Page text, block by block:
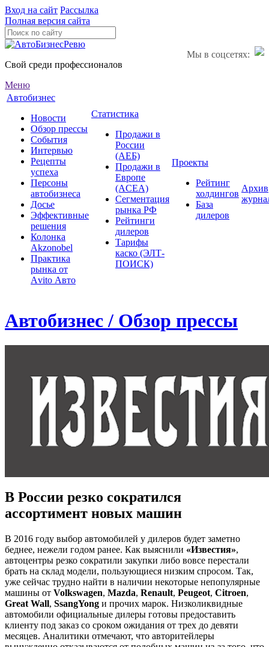
Вход на сайт Рассылка
Полная версия сайта
Мы в соцсетях:
Свой среди профессионалов
Меню
Автобизнес
Новости
Обзор прессы
События
Интервью
Рецепты
успеха
Персоны
автобизнеса
Досье
Эффективные
решения
Колонка
Akzonobel
Практика
рынка от
Аvito Авто
Статистика
Продажи в
России
(АЕБ)
Продажи в
Европе
(ACEA)
Сегментация
рынка РФ
Рейтинги
дилеров
Тарифы
каско (ЭЛТ-
ПОИСК)
Проекты
Рейтинг
холдингов
База
дилеров
Архив
Автобизнес / Обзор прессы
В России резко сократился
ассортимент новых машин
В 2016 году выбор автомобилей у дилеров будет заметно
беднее, нежели годом ранее. Как выяснили «Известия»,
автоцентры резко сократили закупки либо вовсе перестали
брать на склад модели, пользующиеся низким спросом. Так,
уже сейчас трудно найти в наличии некоторые непопулярные
машины от Volkswagen, Mazda, Renault, Peugeot, Citroen,
Great Wall, SsangYong и прочих марок. Низколиквидные
автомобили официальные дилеры готовы предоставить
клиенту под заказ со сроком ожидания от трех до девяти
месяцев. Аналитики отмечают, что авторитейлеры